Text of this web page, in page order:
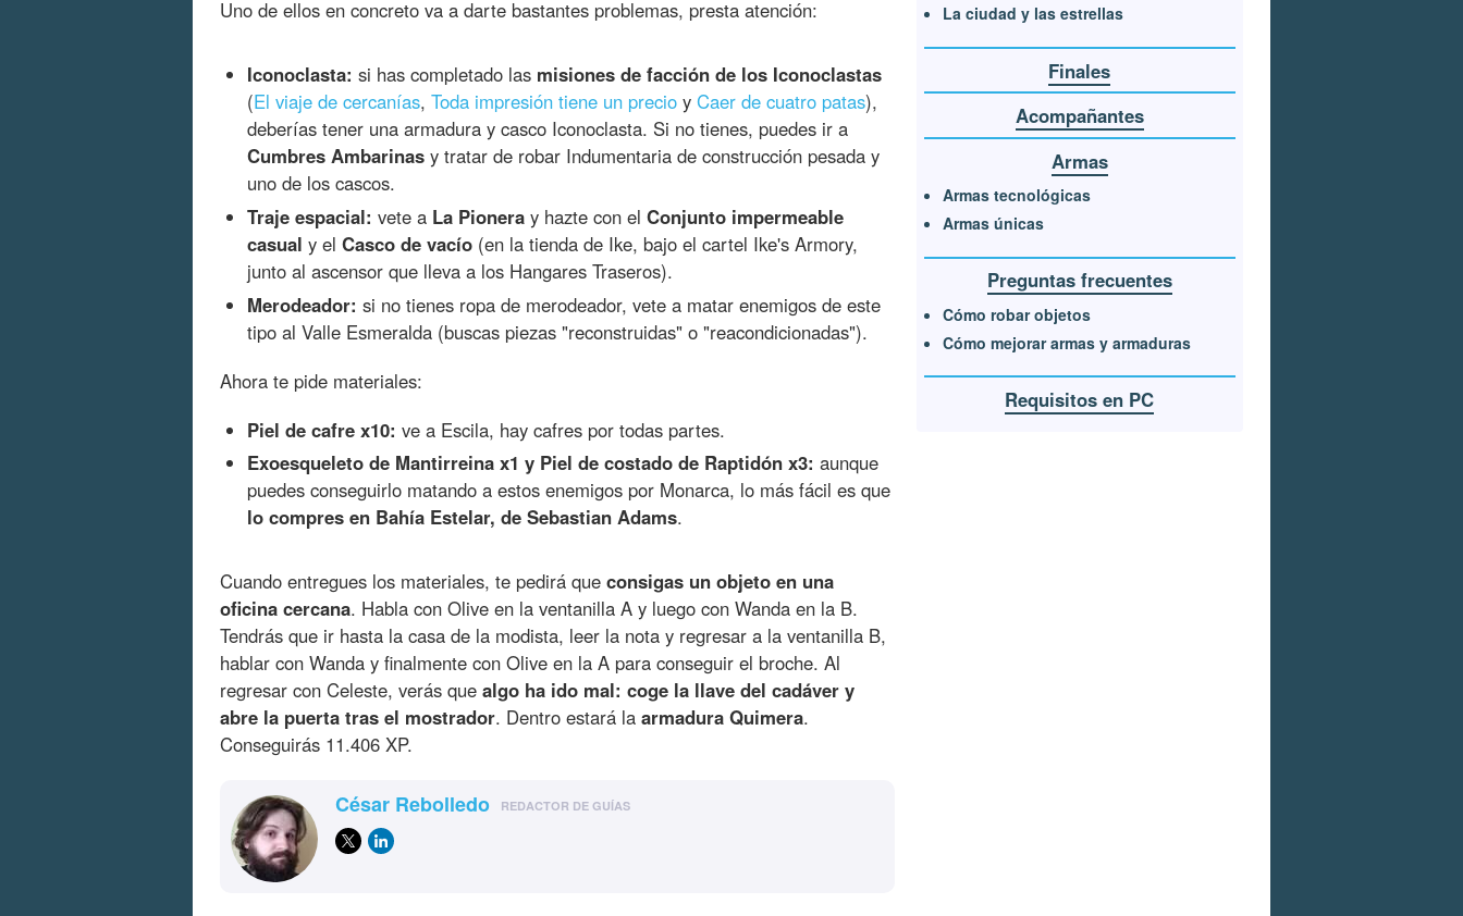
Uno de ellos en concreto va a darte bastantes problemas, presta atención:
Iconoclasta: si has completado las misiones de facción de los Iconoclastas
(El viaje de cercanías, Toda impresión tiene un precio y Caer de cuatro patas),
deberías tener una armadura y casco Iconoclasta. Si no tienes, puedes ir a
Cumbres Ambarinas y tratar de robar Indumentaria de construcción pesada y
uno de los cascos.
Traje espacial: vete a La Pionera y hazte con el Conjunto impermeable
casual y el Casco de vacío (en la tienda de Ike, bajo el cartel Ike's Armory,
junto al ascensor que lleva a los Hangares Traseros).
Merodeador: si no tienes ropa de merodeador, vete a matar enemigos de este
tipo al Valle Esmeralda (buscas piezas "reconstruidas" o "reacondicionadas").
Ahora te pide materiales:
Piel de cafre x10: ve a Escila, hay cafres por todas partes.
Exoesqueleto de Mantirreina x1 y Piel de costado de Raptidón x3: aunque
puedes conseguirlo matando a estos enemigos por Monarca, lo más fácil es que
lo compres en Bahía Estelar, de Sebastian Adams.
Cuando entregues los materiales, te pedirá que consigas un objeto en una
oficina cercana. Habla con Olive en la ventanilla A y luego con Wanda en la B.
Tendrás que ir hasta la casa de la modista, leer la nota y regresar a la ventanilla B,
hablar con Wanda y finalmente con Olive en la A para conseguir el broche. Al
regresar con Celeste, verás que algo ha ido mal: coge la llave del cadáver y
abre la puerta tras el mostrador. Dentro estará la armadura Quimera.
Conseguirás 11.406 XP.
César Rebolledo REDACTOR DE GUÍAS
La ciudad y las estrellas
Finales
Acompañantes
Armas
Armas tecnológicas
Armas únicas
Preguntas frecuentes
Cómo robar objetos
Cómo mejorar armas y armaduras
Requisitos en PC